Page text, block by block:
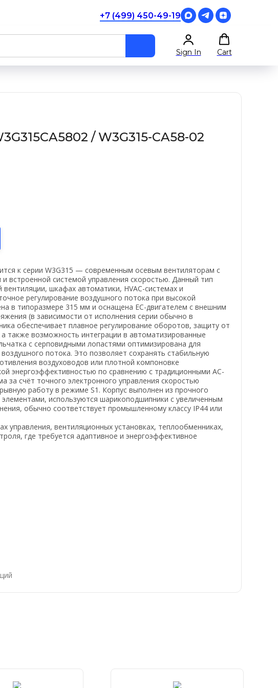
+7 (499) 450-49-19
Sign In Cart
/ W3G315-CA58-02
к серии W3G315 — современным осевым вентиляторам с
встроенной системой управления скоростью. Данный тип
шкафах автоматики, HVAC-системах и
регулирование воздушного потока при высокой
в типоразмере 315 мм и оснащена EC-двигателем с внешним
(в зависимости от исполнения серии обычно в
обеспечивает плавное регулирование оборотов, защиту от
также возможность интеграции в автоматизированные
с серповидными лопастями оптимизирована для
потока. Это позволяет сохранять стабильную
воздуховодов или плотной компоновке
энергоэффективностью по сравнению с традиционными AC-
счёт точного электронного управления скоростью
работу в режиме S1. Корпус выполнен из прочного
используются шарикоподшипники с увеличенным
обычно соответствует промышленному классу IP44 или
вентиляционных установках, теплообменниках,
где требуется адаптивное и энергоэффективное